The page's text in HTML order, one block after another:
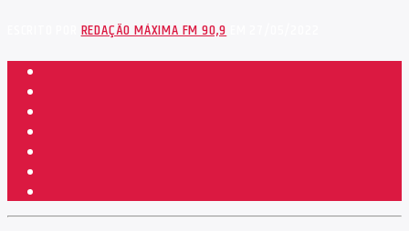
ESCRITO PORREDAÇÃO MÁXIMA FM 90,9EM 27/05/2022